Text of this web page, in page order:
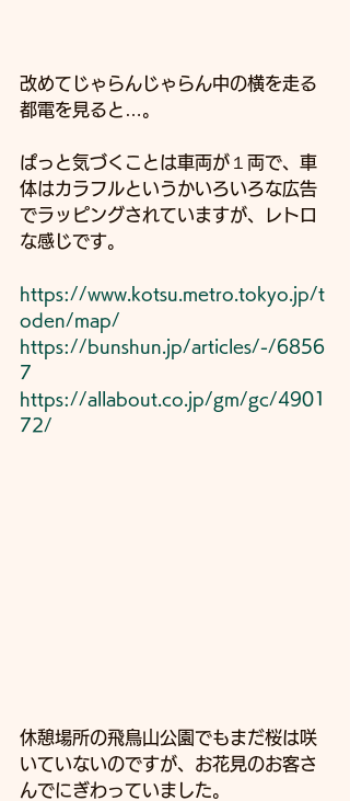
改めてじゃらんじゃらん中の横を走る
都電を見ると…。
ぱっと気づくことは車両が１両で、車
体はカラフルというかいろいろな広告
でラッピングされていますが、レトロ
な感じです。
https://www.kotsu.metro.tokyo.jp/t
oden/map/
https://bunshun.jp/articles/-/6856
7
https://allabout.co.jp/gm/gc/4901
72/
休憩場所の飛鳥山公園でもまだ桜は咲
いていないのですが、お花見のお客さ
んでにぎわっていました。